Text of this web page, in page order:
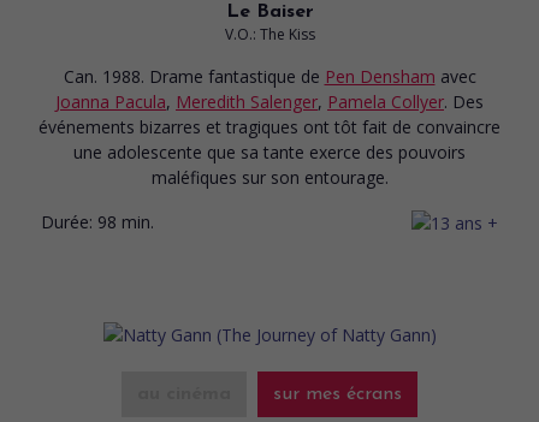
Le Baiser
V.O.: The Kiss
Can. 1988. Drame fantastique de Pen Densham avec
Joanna Pacula, Meredith Salenger, Pamela Collyer. Des
événements bizarres et tragiques ont tôt fait de convaincre
une adolescente que sa tante exerce des pouvoirs
maléfiques sur son entourage.
Durée: 98 min.
sur mes écrans